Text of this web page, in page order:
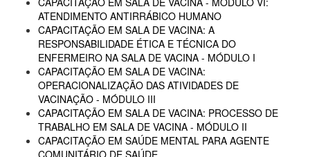
ATENDIMENTO ANTIRRÁBICO HUMANO
CAPACITAÇÃO EM SALA DE VACINA: A
RESPONSABILIDADE ÉTICA E TÉCNICA DO
ENFERMEIRO NA SALA DE VACINA - MÓDULO I
CAPACITAÇÃO EM SALA DE VACINA:
OPERACIONALIZAÇÃO DAS ATIVIDADES DE
VACINAÇÃO - MÓDULO III
CAPACITAÇÃO EM SALA DE VACINA: PROCESSO DE
TRABALHO EM SALA DE VACINA - MÓDULO II
CAPACITAÇÃO EM SAÚDE MENTAL PARA AGENTE
COMUNITÁRIO DE SAÚDE